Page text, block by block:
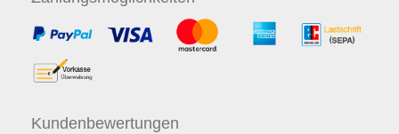
Kundenbewertungen